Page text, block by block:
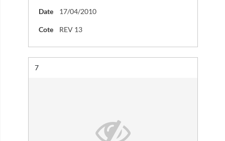
Date 17/04/2010
Cote REV 13
Résultat n°
7